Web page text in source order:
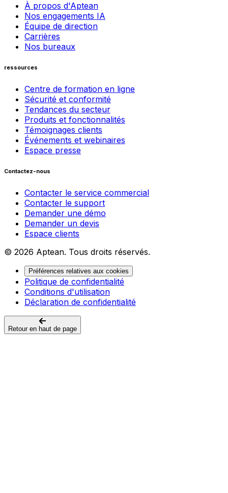
À propos d'Aptean
Nos engagements IA
Équipe de direction
Carrières
Nos bureaux
ressources
Centre de formation en ligne
Sécurité et conformité
Tendances du secteur
Produits et fonctionnalités
Témoignages clients
Événements et webinaires
Espace presse
Contactez-nous
Contacter le service commercial
Contacter le support
Demander une démo
Demander un devis
Espace clients
© 2026 Aptean. Tous droits réservés.
Préférences relatives aux cookies
Politique de confidentialité
Conditions d'utilisation
Déclaration de confidentialité
Retour en haut de page